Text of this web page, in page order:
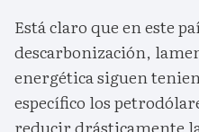
Está claro que en este
descarbonización,
energética siguen
específico los
reducir drásticamente